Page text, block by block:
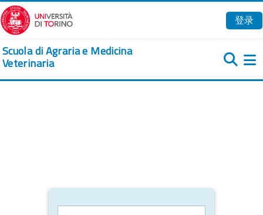
跳到主要内容
登录
Scuola di Agraria e Medicina
Veterinaria